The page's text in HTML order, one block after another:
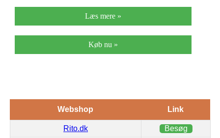
Læs mere »
Køb nu »
Webshop Link
Rito.dk Besøg